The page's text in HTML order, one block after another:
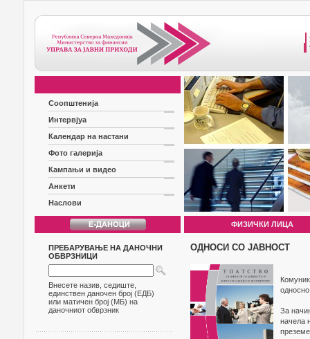
Соопштенија
Интервјуа
Календар на настани
Фото галерија
Кампањи и видео
Анкети
Наслови
ФИЗИЧКИ ЛИЦА
ПРЕБАРУВАЊЕ НА ДАНОЧНИ
ОБВРЗНИЦИ
Внесете назив, седиште,
единствен даночен број (ЕДБ)
или матичен број (МБ) на
даночниот обврзник
ОДНОСИ СО ЈАВНОСТ
За
начела